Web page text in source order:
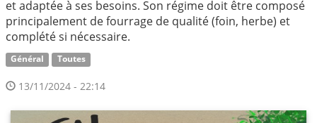
et adaptée à ses besoins. Son régime doit être composé
principalement de fourrage de qualité (foin, herbe) et
complété si nécessaire.
Général Toutes
13/11/2024 - 22:14